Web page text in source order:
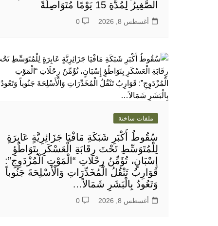
الصَّغِيرُ لِمُدَّةِ 15 يَوْمًا مُتَوَاصِلَةً
أغسطس 8, 2026 0
ملفات ساخنة
سُقُوطُ أَكْبَرِ شَبَكَةِ مَافْيَا جَزَائِرِيَّةٍ عَابِرَةٍ
لِلْمُتَوَسِّطِ تَحْتَ رِقَابَةِ الْعَسْكَرِ بِتَوَاطُؤِ
إِسْبَانٍ، تُؤَمِّنُ رِحْلَاتِ “الْمَوْتِ الْمُزْدَوِجِ”:
قَوَارِبُ تَنْقُلُ الْمُخَدِّرَاتِ وَالْأَسْلِحَةَ جَنُوباً
وَتَعُودُ بِالْبَشَرِ شَمَالاً…
أغسطس 8, 2026 0